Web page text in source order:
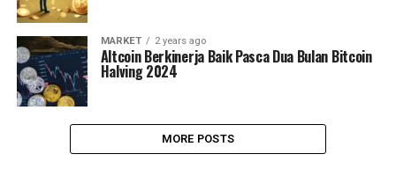
MARKET 2 years ago
Altcoin Berkinerja Baik Pasca Dua Bulan Bitcoin
Halving 2024
MORE POSTS